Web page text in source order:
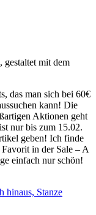
mit dem
das man sich bei 60€
kann! Die
Aktionen geht
nur bis zum 15.02.
geben! Ich finde
in der Sale – A
einfach nur schön!